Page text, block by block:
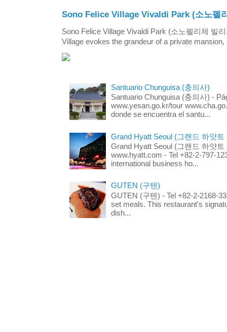
Sono Felice Village Vivaldi Park (소노펠
Sono Felice Village Vivaldi Park (소노펠리체 빌
Village evokes the grandeur of a private
Santuario Chunguisa (충의사)
Santuario Chunguisa (충의사) -
www.yesan.go.kr/tour
donde se encuentra el santu...
Grand Hyatt Seoul (그랜드 하얏트
Grand Hyatt Seoul (그랜드 하얏트
www.hyatt.com - Tel +82-2-797-
international business ho...
GUTEN (구텐)
GUTEN (구텐) - Tel +82-2-2168-
set meals. This restaurant's
dish...